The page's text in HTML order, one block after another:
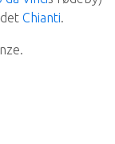
Chianti.